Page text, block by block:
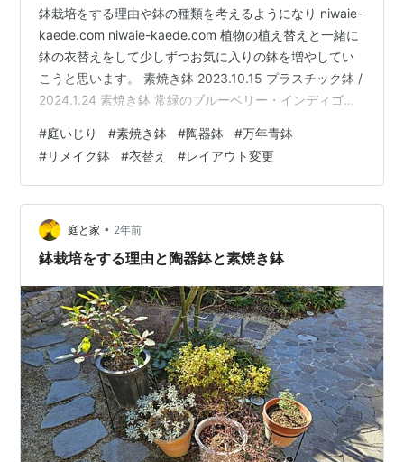
鉢栽培をする理由や鉢の種類を考えるようになり niwaie-
kaede.com niwaie-kaede.com 植物の植え替えと一緒に
鉢の衣替えをして少しずつお気に入りの鉢を増やしてい
こうと思います。 素焼き鉢 2023.10.15 プラスチック鉢 /
2024.1.24 素焼き鉢 常緑のブルーベリー・インディゴブ
しむことができるのですが、今は枯れたのか分からない
状態になっています。 そろそろ植え替え時だったのでプ
ラスチック鉢から苗木を取り出すと毛細血管のような根
がぎっしり。土を崩すのも根を解すのも大変でした。 植
物が大きく生長する度、植え替…
#庭いじり #素焼き鉢 #陶器鉢 #万年青鉢
#リメイク鉢 #衣替え #レイアウト変更
庭と家 • 2年前
鉢栽培をする理由と陶器鉢と素焼き鉢